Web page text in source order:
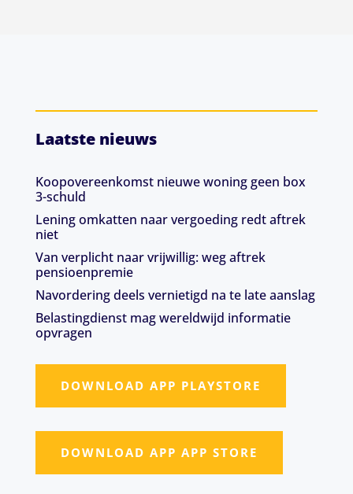
Laatste nieuws
Koopovereenkomst nieuwe woning geen box
3-schuld
Lening omkatten naar vergoeding redt aftrek
niet
Van verplicht naar vrijwillig: weg aftrek
pensioenpremie
Navordering deels vernietigd na te late aanslag
Belastingdienst mag wereldwijd informatie
opvragen
DOWNLOAD APP PLAYSTORE
DOWNLOAD APP APP STORE